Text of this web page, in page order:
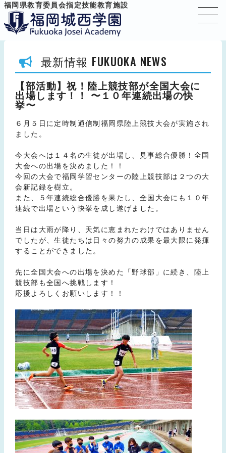
福岡県教育委員会指定技能教育施設
最新情報 FUKUOKA NEWS
【部活動】祝！陸上競技部が全国大会に
出場します！！ 〜１０年連続出場の快
挙〜
６月５日に定時制通信制福岡県陸上競技大会が実施され
ました。
今大会へは１４名の生徒が出場し、見事総合優勝！全国
大会への出場を決めました！！
今回の大会で福岡学習センターの陸上競技部は２つの大
会新記録を樹立。
また、５年連続総合優勝を果たし、全国大会にも１０年
連続で出場という快挙を成し遂げました。
当日は大雨が降り、天気に恵まれたわけではありません
でしたが、生徒たちは日々の努力の成果を最大限に発揮
することができました。
先に全国大会への出場を決めた「野球部」に続き、陸上
競技部も全国へ挑戦します！
応援よろしくお願いします！！